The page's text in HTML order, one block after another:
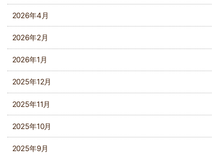
2026年4月
2026年2月
2026年1月
2025年12月
2025年11月
2025年10月
2025年9月